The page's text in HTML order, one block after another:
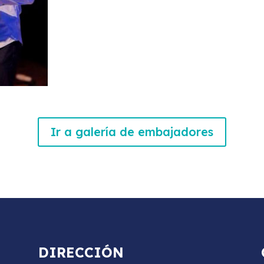
Ir a galería de embajadores
DIRECCIÓN